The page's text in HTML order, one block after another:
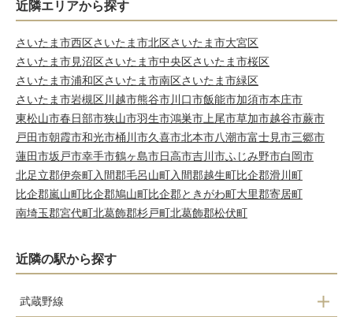
近隣エリアから探す
さいたま市西区さいたま市北区さいたま市大宮区
さいたま市見沼区さいたま市中央区さいたま市桜区
さいたま市浦和区さいたま市南区さいたま市緑区
さいたま市岩槻区川越市熊谷市川口市飯能市加須市本庄市
東松山市春日部市狭山市羽生市鴻巣市 上尾市草加市越谷市蕨市
戸田市朝霞市和光市桶川市久喜市北本市八潮市富士見市三郷市
蓮田市坂戸市幸手市鶴ヶ島市日高市吉川市ふじみ野市白岡市
北足立郡伊奈町入間郡毛呂山町入間郡越生町比企郡滑川町
比企郡嵐山町比企郡鳩山町比企郡ときがわ町大里郡寄居町
南埼玉郡宮代町北葛飾郡杉戸町北葛飾郡松伏町
近隣の駅から探す
武蔵野線